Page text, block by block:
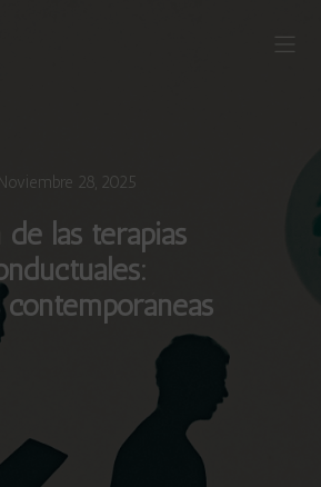
28, 2025
de las terapias
contemporáneas